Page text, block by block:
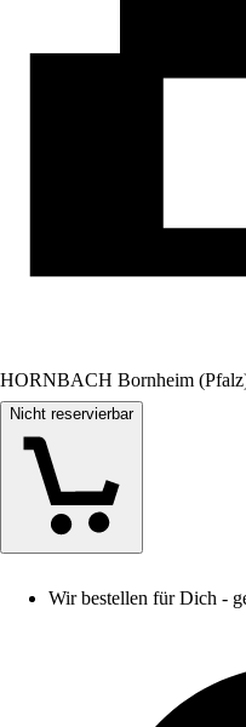
HORNBACH Bornheim
Nicht reservierbar
Wir bestellen für Dich -